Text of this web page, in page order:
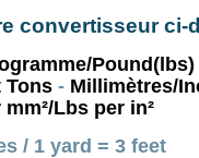
convertisseur
Pound(lbs)
Tons - Millimètres/
Lbs per in²
/ 1 yard = 3 feet